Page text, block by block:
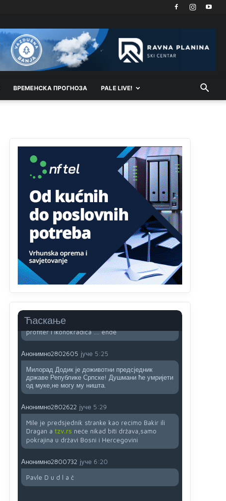
ВРEМEНСКА ПРОГНОЗА PALE LIVE!
Ћаскање
Анонимно2798926 јуче 11:17
Neka ste Vi građanin da nas produhovite!
Анонимно2798926 јуче
Анонимно2798926 јуче 11:21
Анонимно2801833 јуче 12:28
yбиће га Били као зеца
Sto bogatiji-to skrtiji,sto tisi-to opasniji,sto
pricivljiviji-to gluplji,sto ljepsi-to razmazaniji,sto
emotivniji-to iskreniji,sto jaci- to bezdusniji,sto
sladji u govoru-to veci prevarant...
Mnogi nesposobni ljudi su daleko dogurali. Ko je
nesposoban može raditi sve. Sposobni rade
samo ono što znaju.
Анонимно2022778 јуче 3:59
....i onda su na tenkovima NATO pakta, na vlast
došli jedna baba i jedan švercer dezerter ratni
profiter i ikonokradica .... ende
Анонимно2802605 јуче 5:25
Милорад Додик је доживотни предсједник
државе Републике Српске! Душмани ће умријети
од муке,не могу му ништа.
Анонимно2802622 јуче 5:29
Mile je predsjednik stranke kao recimo Bakir ili
Dragan a tzv.rs neće nikad biti država,samo
pokrajina u državi Bosni i Hercegovini
Анонимно2800732 јуче 6:20
Pavle D u d l a č